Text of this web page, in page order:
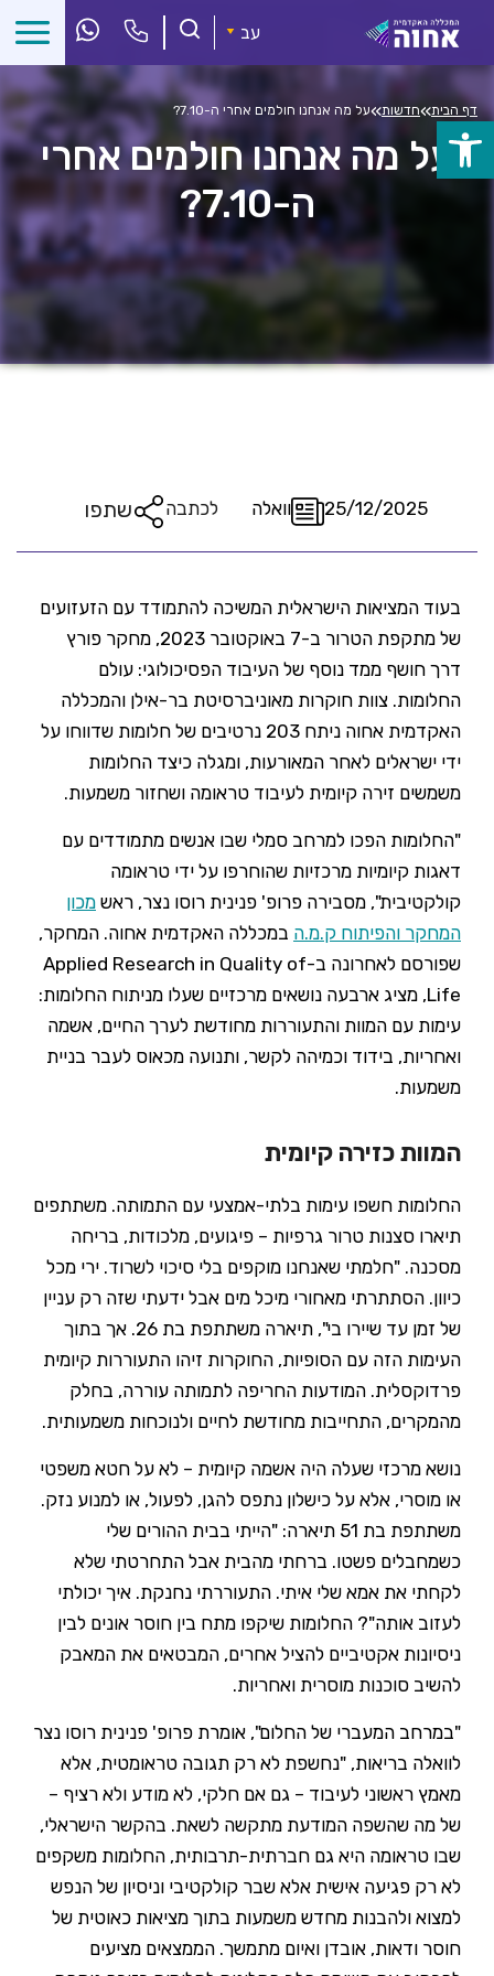
פתח
סרגל
התוכן
עב
דף הבית»חדשות»על מה אנחנו חולמים אחרי ה-7.10?
על מה אנחנו חולמים אחרי
ה-7.10?
25/12/2025 וואלה לכתבה שתפו
בעוד המציאות הישראלית המשיכה להתמודד עם הזעזועים
של מתקפת הטרור ב-7 באוקטובר 2023, מחקר פורץ
דרך חושף ממד נוסף של העיבוד הפסיכולוגי: עולם
החלומות. צוות חוקרות מאוניברסיטת בר-אילן והמכללה
האקדמית אחוה ניתח 203 נרטיבים של חלומות שדווחו על
ידי ישראלים לאחר המאורעות, ומגלה כיצד החלומות
משמשים זירה קיומית לעיבוד טראומה ושחזור משמעות.
"החלומות הפכו למרחב סמלי שבו אנשים מתמודדים עם
דאגות קיומיות מרכזיות שהוחרפו על ידי טראומה
קולקטיבית", מסבירה פרופ' פנינית רוסו נצר, ראש מכון
המחקר והפיתוח ק.מ.ה במכללה האקדמית אחוה. המחקר,
שפורסם לאחרונה ב-Applied Research in Quality of
Life, מציג ארבעה נושאים מרכזיים שעלו מניתוח החלומות:
עימות עם המוות והתעוררות מחודשת לערך החיים, אשמה
ואחריות, בידוד וכמיהה לקשר, ותנועה מכאוס לעבר בניית
משמעות.
המוות כזירה קיומית
החלומות חשפו עימות בלתי-אמצעי עם התמותה. משתתפים
תיארו סצנות טרור גרפיות – פיגועים, מלכודות, בריחה
מסכנה. "חלמתי שאנחנו מוקפים בלי סיכוי לשרוד. ירי מכל
כיוון. הסתתרתי מאחורי מיכל מים אבל ידעתי שזה רק עניין
של זמן עד שיירו בי", תיארה משתתפת בת 26. אך בתוך
העימות הזה עם הסופיות, החוקרות זיהו התעוררות קיומית
פרדוקסלית. המודעות החריפה לתמותה עוררה, בחלק
מהמקרים, התחייבות מחודשת לחיים ולנוכחות משמעותית.
נושא מרכזי שעלה היה אשמה קיומית – לא על חטא משפטי
או מוסרי, אלא על כישלון נתפס להגן, לפעול, או למנוע נזק.
משתתפת בת 51 תיארה: "הייתי בבית ההורים שלי
כשמחבלים פשטו. ברחתי מהבית אבל התחרטתי שלא
לקחתי את אמא שלי איתי. התעוררתי נחנקת. איך יכולתי
לעזוב אותה"? החלומות שיקפו מתח בין חוסר אונים לבין
ניסיונות אקטיביים להציל אחרים, המבטאים את המאבק
להשיב סוכנות מוסרית ואחריות.
"במרחב המעברי של החלום", אומרת פרופ' פנינית רוסו נצר
לוואלה בריאות, "נחשפת לא רק תגובה טראומטית, אלא
מאמץ ראשוני לעיבוד – גם אם חלקי, לא מודע ולא רציף –
של מה שהשפה המודעת מתקשה לשאת. בהקשר הישראלי,
שבו טראומה היא גם חברתית-תרבותית, החלומות משקפים
לא רק פגיעה אישית אלא שבר קולקטיבי וניסיון של הנפש
למצוא ולהבנות מחדש משמעות בתוך מציאות כאוטית של
חוסר ודאות, אובדן ואיום מתמשך. הממצאים מציעים